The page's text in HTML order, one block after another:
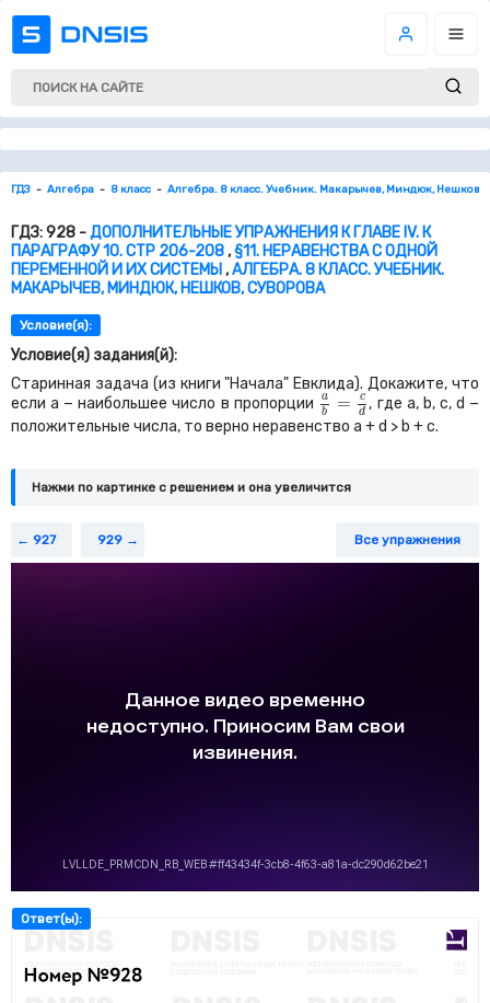
ГДЗ Алгебра 8 класс Алгебра. 8 класс. Учебник. Макарычев, Миндюк, Нешков,
ГДЗ: 928 -ДОПОЛНИТЕЛЬНЫЕ УПРАЖНЕНИЯ К ГЛАВЕ IV. К
ПАРАГРАФУ 10. СТР 206-208,§11. НЕРАВЕНСТВА С ОДНОЙ
ПЕРЕМЕННОЙ И ИХ СИСТЕМЫ,АЛГЕБРА. 8 КЛАСС. УЧЕБНИК.
МАКАРЫЧЕВ, МИНДЮК, НЕШКОВ, СУВОРОВА
Условие(я):
Условие(я) задания(й):
Старинная задача (из книги "Начала" Евклида). Докажите, что
если a −наибольшее число в пропорции
a
b
=
c
d
ab=cd, где a, b, c, d −
положительные числа, то верно неравенство a + d > b + c.
Нажми по картинке c решением и она увеличится
927 929 Все упражнения
Ответ(ы):